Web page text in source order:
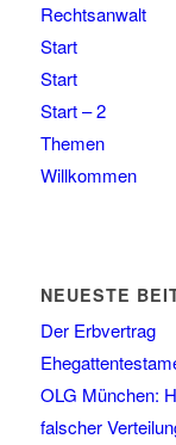
Rechtsanwalt
Start
Start
Start – 2
Themen
Willkommen
NEUESTE
Der Erbvertrag
OLG München:
falscher